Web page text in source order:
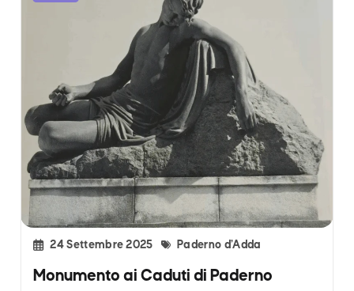
Monumento ai Caduti di Paderno
24 Settembre 2025 Paderno d’Adda